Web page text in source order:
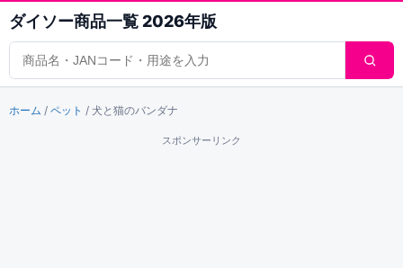
ダイソー商品一覧 2026年版
商品検索
ホーム / ペット / 犬と猫のバンダナ
スポンサーリンク